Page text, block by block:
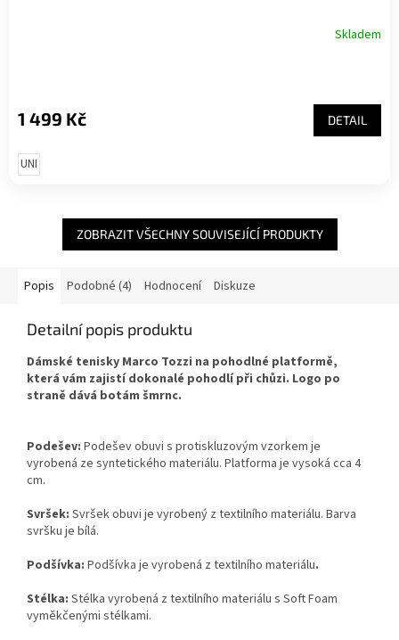
Skladem
1 499 Kč DETAIL
UNI
ZOBRAZIT VŠECHNY SOUVISEJÍCÍ PRODUKTY
Popis Podobné (4) Hodnocení Diskuze
Detailní popis produktu
Dámské tenisky Marco Tozzi na pohodlné platformě,
která vám zajistí dokonalé pohodlí při chůzi. Logo po
straně dává botám šmrnc.
Podešev: Podešev obuvi s protiskluzovým vzorkem je
vyrobená ze syntetického materiálu. Platforma je vysoká cca 4
cm.
Svršek: Svršek obuvi je vyrobený z textilního materiálu. Barva
svršku je bílá.
Podšívka: Podšívka je vyrobená z textilního materiálu.
Stélka: Stélka vyrobená z textilního materiálu s Soft Foam
vyměkčenými stélkami.